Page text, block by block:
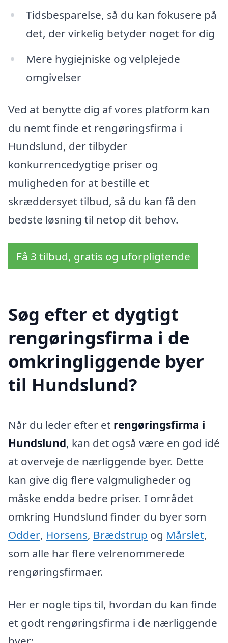
Tidsbesparelse, så du kan fokusere på
det, der virkelig betyder noget for dig
Mere hygiejniske og velplejede
omgivelser
Ved at benytte dig af vores platform kan
du nemt finde et rengøringsfirma i
Hundslund, der tilbyder
konkurrencedygtige priser og
muligheden for at bestille et
skræddersyet tilbud, så du kan få den
bedste løsning til netop dit behov.
Få 3 tilbud, gratis og uforpligtende
Søg efter et dygtigt
rengøringsfirma i de
omkringliggende byer
til Hundslund?
Når du leder efter et rengøringsfirma i
Hundslund, kan det også være en god idé
at overveje de nærliggende byer. Dette
kan give dig flere valgmuligheder og
måske endda bedre priser. I området
omkring Hundslund finder du byer som
Odder, Horsens, Brædstrup og Mårslet,
som alle har flere velrenommerede
rengøringsfirmaer.
Her er nogle tips til, hvordan du kan finde
et godt rengøringsfirma i de nærliggende